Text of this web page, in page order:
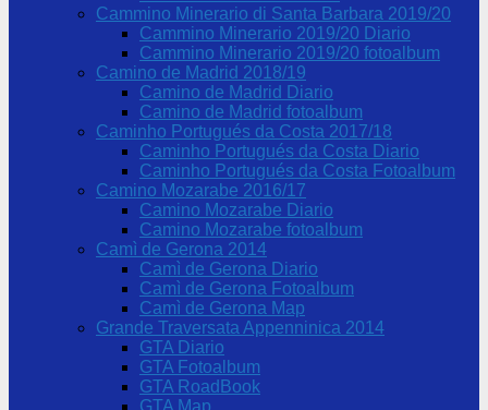
Cammino Minerario di Santa Barbara 2019/20
Cammino Minerario 2019/20 Diario
Cammino Minerario 2019/20 fotoalbum
Camino de Madrid 2018/19
Camino de Madrid Diario
Camino de Madrid fotoalbum
Caminho Portugués da Costa 2017/18
Caminho Portugués da Costa Diario
Caminho Portugués da Costa Fotoalbum
Camino Mozarabe 2016/17
Camino Mozarabe Diario
Camino Mozarabe fotoalbum
Camì de Gerona 2014
Camì de Gerona Diario
Camì de Gerona Fotoalbum
Camì de Gerona Map
Grande Traversata Appenninica 2014
GTA Diario
GTA Fotoalbum
GTA RoadBook
GTA Map